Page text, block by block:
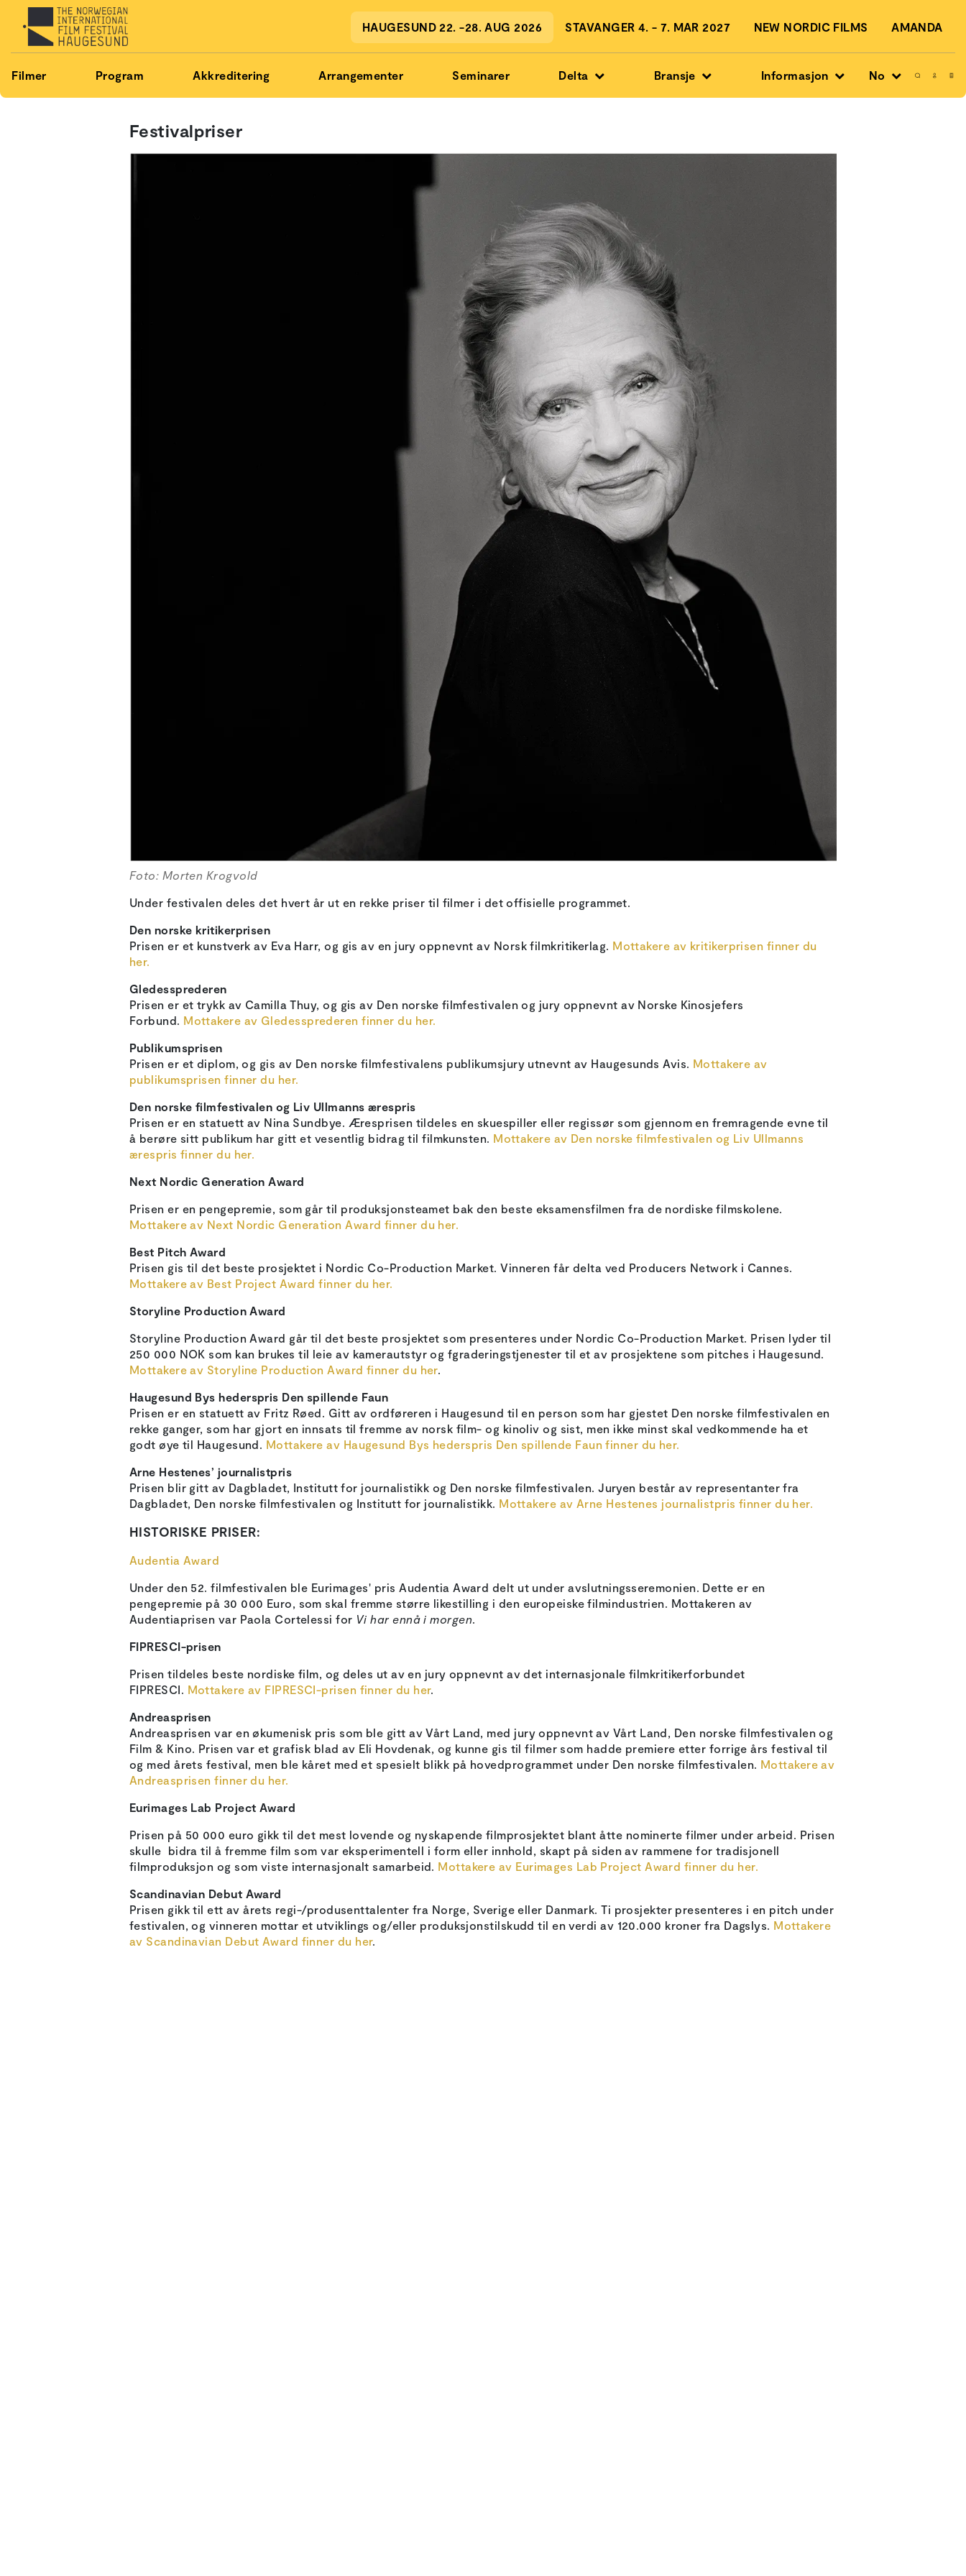
HAUGESUND 22. -28. AUG 2026 STAVANGER 4. - 7. MAR 2027 NEW NORDIC FILMS AMANDA
Filmer Program Akkreditering Arrangementer Seminarer Delta Bransje Informasjon No
Festivalpriser
Foto: Morten Krogvold
Under festivalen deles det hvert år ut en rekke priser til filmer i det offisielle programmet.
Den norske kritikerprisen
Prisen er et kunstverk av Eva Harr, og gis av en jury oppnevnt av Norsk filmkritikerlag. Mottakere av kritikerprisen finner du
her.
Gledessprederen
Prisen er et trykk av Camilla Thuy, og gis av Den norske filmfestivalen og jury oppnevnt av Norske Kinosjefers
Forbund. Mottakere av Gledessprederen finner du her.
Publikumsprisen
Prisen er et diplom, og gis av Den norske filmfestivalens publikumsjury utnevnt av Haugesunds Avis. Mottakere av
publikumsprisen finner du her.
Den norske filmfestivalen og Liv Ullmanns ærespris
Prisen er en statuett av Nina Sundbye. Æresprisen tildeles en skuespiller eller regissør som gjennom en fremragende evne til
å berøre sitt publikum har gitt et vesentlig bidrag til filmkunsten. Mottakere av Den norske filmfestivalen og Liv Ullmanns
ærespris finner du her.
Next Nordic Generation Award
Prisen er en pengepremie, som går til produksjonsteamet bak den beste eksamensfilmen fra de nordiske filmskolene.
Mottakere av Next Nordic Generation Award finner du her.
Best Pitch Award
Prisen gis til det beste prosjektet i Nordic Co-Production Market. Vinneren får delta ved Producers Network i Cannes.
Mottakere av Best Project Award finner du her.
Storyline Production Award
Storyline Production Award går til det beste prosjektet som presenteres under Nordic Co-Production Market. Prisen lyder til
250 000 NOK som kan brukes til leie av kamerautstyr og fgraderings­tjenester til et av prosjektene som pitches i Haugesund.
Mottakere av Storyline Production Award finner du her.
Haugesund Bys hederspris Den spillende Faun
Prisen er en statuett av Fritz Røed. Gitt av ordføreren i Haugesund til en person som har gjestet Den norske filmfestivalen en
rekke ganger, som har gjort en innsats til fremme av norsk film- og kinoliv og sist, men ikke minst skal vedkommende ha et
godt øye til Haugesund. Mottakere av Haugesund Bys hederspris Den spillende Faun finner du her.
Arne Hestenes’ journalistpris
Prisen blir gitt av Dagbladet, Institutt for journalistikk og Den norske filmfestivalen. Juryen består av representanter fra
Dagbladet, Den norske filmfestivalen og Institutt for journalistikk. Mottakere av Arne Hestenes journalistpris finner du her.
HISTORISKE PRISER:
Audentia Award
Under den 52. filmfestivalen ble Eurimages' pris Audentia Award delt ut under avslutningsseremonien. Dette er en
pengepremie på 30 000 Euro, som skal fremme større likestilling i den europeiske filmindustrien. Mottakeren av
Audentiaprisen var Paola Cortelessi for Vi har ennå i morgen
FIPRESCI-prisen
Prisen tildeles beste nordiske film, og deles ut av en jury oppnevnt av det internasjonale filmkritikerforbundet
FIPRESCI. Mottakere av FIPRESCI-prisen finner du her.
Andreasprisen
Andreasprisen var en økumenisk pris som ble gitt av Vårt Land, med jury oppnevnt av Vårt Land, Den norske filmfestivalen og
Film & Kino. Prisen var et grafisk blad av Eli Hovdenak, og kunne gis til filmer som hadde premiere etter forrige års festival til
og med årets festival, men ble kåret med et spesielt blikk på hovedprogrammet under Den norske filmfestivalen. Mottakere av
Andreasprisen finner du her.
Eurimages Lab Project Award
Prisen på 50 000 euro gikk til det mest lovende og nyskapende filmprosjektet blant åtte nominerte filmer under arbeid. Prisen
skulle bidra til å fremme film som var eksperimentell i form eller innhold, skapt på siden av rammene for tradisjonell
filmproduksjon og som viste internasjonalt samarbeid. Mottakere av Eurimages Lab Project Award finner du her.
Scandinavian Debut Award
Prisen gikk til ett av årets regi-/produsenttalenter fra Norge, Sverige eller Danmark. Ti prosjekter presenteres i en pitch under
festivalen, og vinneren mottar et utviklings og/eller produksjonstilskudd til en verdi av 120.000 kroner fra Dagslys. Mottakere
av Scandinavian Debut Award finner du her.